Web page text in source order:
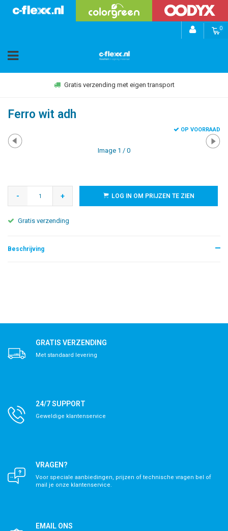
0
Gratis verzending met eigen transport
Ferro wit adh
OP VOORRAAD
Image 1 / 0
- + LOG IN OM PRIJZEN TE ZIEN
Gratis verzending
Beschrijving
GRATIS VERZENDING
Met standaard levering
24/7 SUPPORT
Geweldige klantenservice
VRAGEN?
Voor speciale aanbiedingen, prijzen of technische vragen bel of
mail je onze klantenservice.
EMAIL ONS